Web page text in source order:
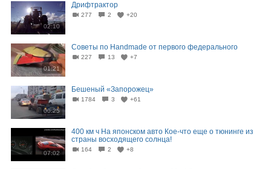
02:10
Дрифтрактор
277 2 +20
01:21
Советы по Handmade от первого федерального
227 13 +7
00:25
Бешеный «Запорожец»
1784 3 +61
07:02
400 км ч На японском авто Кое-что еще о тюнинге из
страны восходящего солнца!
164 2 +8